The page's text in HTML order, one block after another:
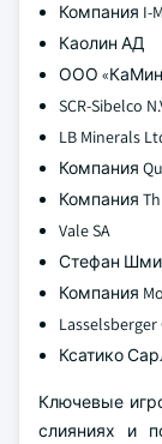
Компания I-
Каолин АД
ООО
SCR-Sibelco
LB Minerals
Компания
Компания
Vale SA
Стефан
Компания
Lasselsberger
Ксатико
Ключевые
слияниях и